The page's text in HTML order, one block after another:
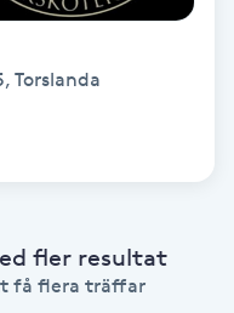
, Torslanda
fler resultat
få flera träffar